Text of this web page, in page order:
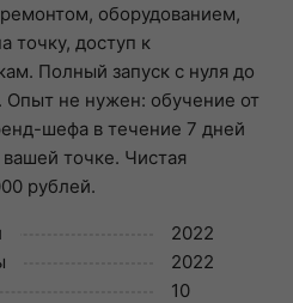
оборудованием,
точку, доступ к
Полный запуск с нуля до
Опыт не нужен: обучение от
шефа в течение 7 дней
точке. Чистая
рублей.
2022
2022
10